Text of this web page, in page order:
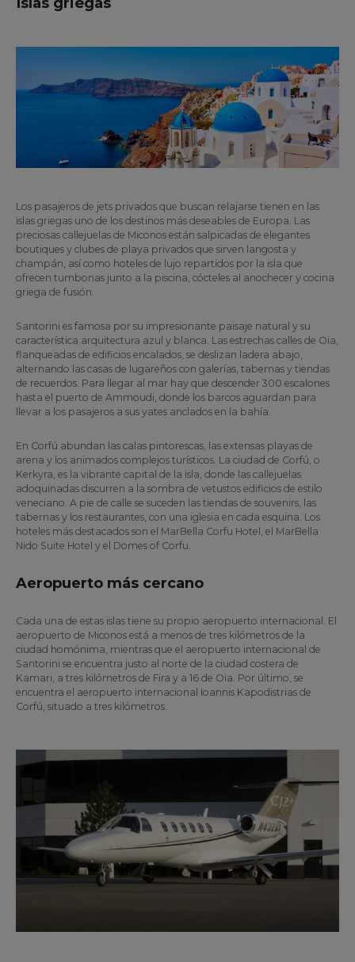
Los pasajeros de jets privados que buscan relajarse tienen en las
islas griegas uno de los destinos más deseables de Europa. Las
preciosas callejuelas de Miconos están salpicadas de elegantes
boutiques y clubes de playa privados que sirven langosta y
champán, así como hoteles de lujo repartidos por la isla que
ofrecen tumbonas junto a la piscina, cócteles al anochecer y cocina
griega de fusión.
Santorini es famosa por su impresionante paisaje natural y su
característica arquitectura azul y blanca. Las estrechas calles de Oia,
flanqueadas de edificios encalados, se deslizan ladera abajo,
alternando las casas de lugareños con galerías, tabernas y tiendas
de recuerdos. Para llegar al mar hay que descender 300 escalones
hasta el puerto de Ammoudi, donde los barcos aguardan para
llevar a los pasajeros a sus yates anclados en la bahía.
En Corfú abundan las calas pintorescas, las extensas playas de
arena y los animados complejos turísticos. La ciudad de Corfú, o
Kerkyra, es la vibrante capital de la isla, donde las callejuelas
adoquinadas discurren a la sombra de vetustos edificios de estilo
veneciano. A pie de calle se suceden las tiendas de souvenirs, las
tabernas y los restaurantes, con una iglesia en cada esquina. Los
hoteles más destacados son el MarBella Corfu Hotel, el MarBella
Nido Suite Hotel y el Domes of Corfu.
Aeropuerto más cercano
Cada una de estas islas tiene su propio aeropuerto internacional. El
aeropuerto de Miconos está a menos de tres kilómetros de la
ciudad homónima, mientras que el aeropuerto internacional de
Santorini se encuentra justo al norte de la ciudad costera de
Kamari, a tres kilómetros de Fira y a 16 de Oia. Por último, se
encuentra el aeropuerto internacional Ioannis Kapodistrias de
Corfú, situado a tres kilómetros.